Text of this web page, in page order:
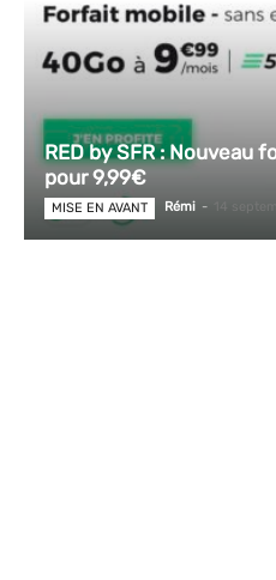
RED by SFR : Nouveau
pour 9,99€
MISE EN AVANT Rémi - 14